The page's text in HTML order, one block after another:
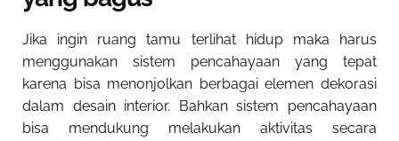
Jika ingin ruang tamu terlihat hidup maka harus
menggunakan sistem pencahayaan yang tepat
karena bisa menonjolkan berbagai elemen dekorasi
dalam desain interior. Bahkan sistem pencahayaan
bisa mendukung melakukan aktivitas secara